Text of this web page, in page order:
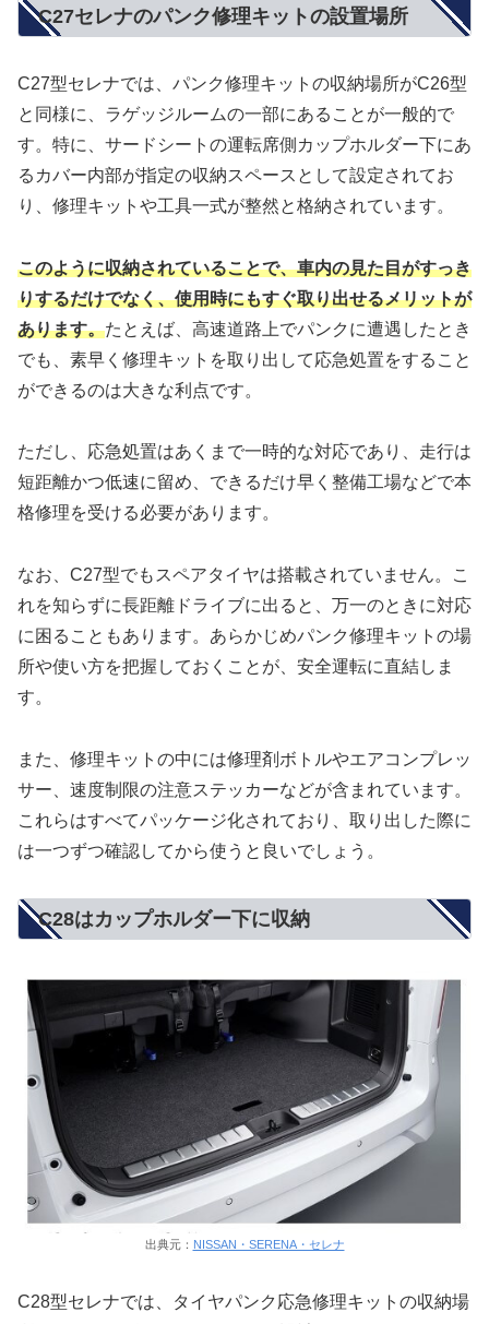
C27セレナのパンク修理キットの設置場所
C27型セレナでは、パンク修理キットの収納場所がC26型
と同様に、ラゲッジルームの一部にあることが一般的で
す。特に、サードシートの運転席側カップホルダー下にあ
るカバー内部が指定の収納スペースとして設定されてお
り、修理キットや工具一式が整然と格納されています。
このように収納されていることで、車内の見た目がすっき
りするだけでなく、使用時にもすぐ取り出せるメリットが
あります。たとえば、高速道路上でパンクに遭遇したとき
でも、素早く修理キットを取り出して応急処置をすること
ができるのは大きな利点です。
ただし、応急処置はあくまで一時的な対応であり、走行は
短距離かつ低速に留め、できるだけ早く整備工場などで本
格修理を受ける必要があります。
なお、C27型でもスペアタイヤは搭載されていません。こ
れを知らずに長距離ドライブに出ると、万一のときに対応
に困ることもあります。あらかじめパンク修理キットの場
所や使い方を把握しておくことが、安全運転に直結しま
す。
また、修理キットの中には修理剤ボトルやエアコンプレッ
サー、速度制限の注意ステッカーなどが含まれています。
これらはすべてパッケージ化されており、取り出した際に
は一つずつ確認してから使うと良いでしょう。
C28はカップホルダー下に収納
出典元： NISSAN・SERENA・セレナ
C28型セレナでは、タイヤパンク応急修理キットの収納場